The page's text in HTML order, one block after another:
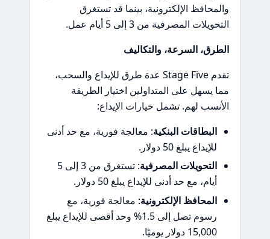
والمحافظ الإلكترونية، بينما قد تستغرق
التحويلات المصرفية من 3 إلى 5 أيام عمل.
الطرق، السرعة، والتكاليف
تقدم Stage Five عدة طرق للإيداع والسحب،
مما يسهل على المتداولين اختيار الطريقة
الأنسب لهم. تشمل خيارات الإيداع:
البطاقات البنكية: معالجة فورية، مع حد أدنى
للإيداع يبلغ 50 دولار.
التحويلات المصرفية
: تستغرق من 3 إلى 5
أيام، مع حد أدنى للإيداع يبلغ 50 دولار.
المحافظ الإلكترونية: معالجة فورية، مع
رسوم تصل إلى 1.5% وحد أقصى للإيداع يبلغ
15,000 دولار يوميًا.